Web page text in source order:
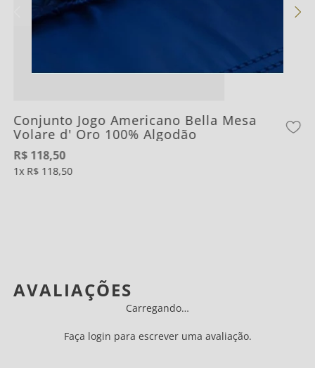
Conjunto Jogo Americano Bella Mesa
Volare d' Oro 100% Algodão
R$ 118,50
1 R$ 118,50
AVALIAÇÕES
Carregando…
Faça login para escrever uma avaliação.